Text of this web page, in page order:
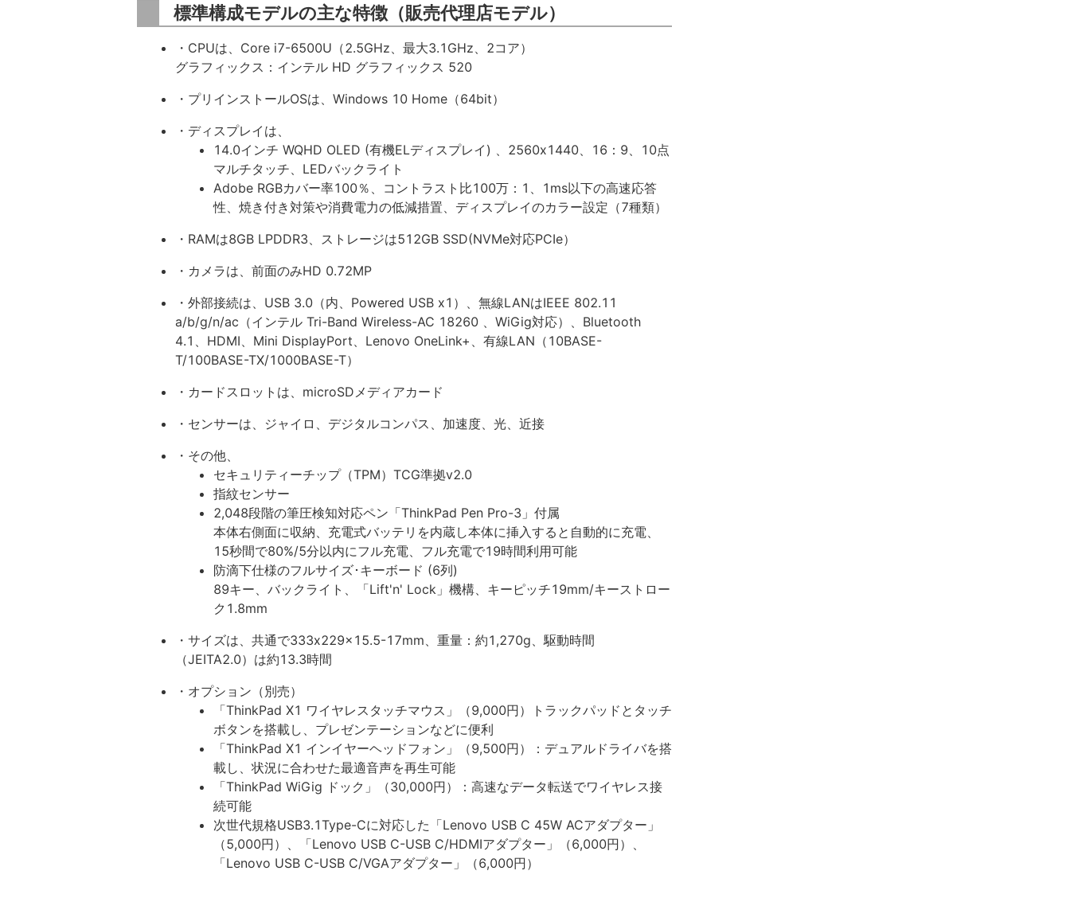
標準構成モデルの主な特徴（販売代理店モデル）
・CPUは、Core i7-6500U（2.5GHz、最大3.1GHz、2コア）
グラフィックス：インテル HD グラフィックス 520
・プリインストールOSは、Windows 10 Home（64bit）
・ディスプレイは、
14.0インチ WQHD OLED (有機ELディスプレイ) 、2560x1440、16：9、10点
マルチタッチ、LEDバックライト
Adobe RGBカバー率100％、コントラスト比100万：1、1ms以下の高速応答
性、焼き付き対策や消費電力の低減措置、ディスプレイのカラー設定（7種類）
・RAMは8GB LPDDR3、ストレージは512GB SSD(NVMe対応PCIe）
・カメラは、前面のみHD 0.72MP
・外部接続は、USB 3.0（内、Powered USB x1）、無線LANはIEEE 802.11
a/b/g/n/ac（インテル Tri-Band Wireless-AC 18260 、WiGig対応）、Bluetooth
4.1、HDMI、Mini DisplayPort、Lenovo OneLink+、有線LAN（10BASE-
T/100BASE-TX/1000BASE-T）
・カードスロットは、microSDメディアカード
・センサーは、ジャイロ、デジタルコンパス、加速度、光、近接
・その他、
セキュリティーチップ（TPM）TCG準拠v2.0
指紋センサー
2,048段階の筆圧検知対応ペン「ThinkPad Pen Pro-3」付属
本体右側面に収納、充電式バッテリを内蔵し本体に挿入すると自動的に充電、
15秒間で80%/5分以内にフル充電、フル充電で19時間利用可能
防滴下仕様のフルサイズ･キーボード (6列)
89キー、バックライト、「Lift'n' Lock」機構、キーピッチ19mm/キーストロー
ク1.8mm
・サイズは、共通で333x229x15.5-17mm、重量：約1,270g、駆動時間
（JEITA2.0）は約13.3時間
・オプション（別売）
「ThinkPad X1 ワイヤレスタッチマウス」（9,000円）トラックパッドとタッチ
ボタンを搭載し、プレゼンテーションなどに便利
「ThinkPad X1 インイヤーヘッドフォン」（9,500円）：デュアルドライバを搭
載し、状況に合わせた最適音声を再生可能
「ThinkPad WiGig ドック」（30,000円）：高速なデータ転送でワイヤレス接
続可能
次世代規格USB3.1Type-Cに対応した「Lenovo USB C 45W ACアダプター」
（5,000円）、「Lenovo USB C-USB C/HDMIアダプター」（6,000円）、
「Lenovo USB C-USB C/VGAアダプター」（6,000円）